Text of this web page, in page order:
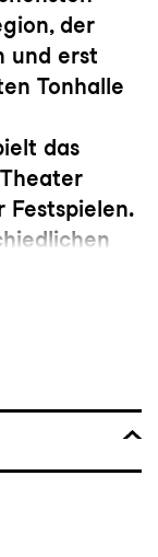
der
und erst
Tonhalle
das
Festspielen.
Teil
einmal
der
widmet
und